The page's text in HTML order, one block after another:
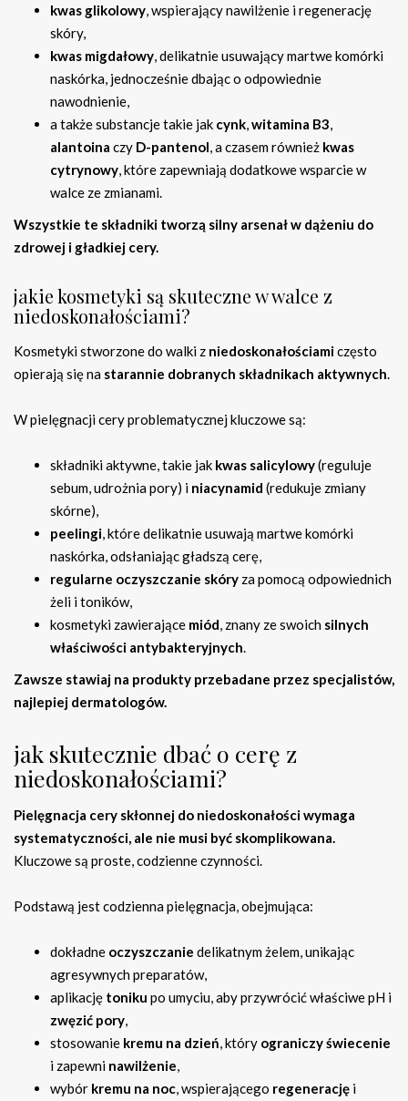
kwas glikolowy, wspierający nawilżenie i regenerację
skóry,
kwas migdałowy, delikatnie usuwający martwe komórki
naskórka, jednocześnie dbając o odpowiednie
nawodnienie,
a także substancje takie jak cynk,witamina B3,
alantoina czy D-pantenol, a czasem również kwas
cytrynowy, które zapewniają dodatkowe wsparcie w
walce ze zmianami.
Wszystkie te składniki tworzą silny arsenał w dążeniu do
zdrowej i gładkiej cery.
jakie kosmetyki są skuteczne w walce z
niedoskonałościami?
Kosmetyki stworzone do walki z niedoskonałościamiczęsto
opierają się na starannie dobranych składnikach aktywnych.
W pielęgnacji cery problematycznej kluczowe są:
składniki aktywne, takie jak kwas salicylowy(reguluje
sebum, udrożnia pory) i niacynamid (redukuje zmiany
skórne),
peelingi, które delikatnie usuwają martwe komórki
naskórka, odsłaniając gładszą cerę,
regularne oczyszczanie skóry za pomocą odpowiednich
żeli i toników,
kosmetyki zawierające miód, znany ze swoich silnych
właściwości antybakteryjnych.
Zawsze stawiaj na produkty przebadane przez specjalistów,
najlepiej dermatologów.
jak skutecznie dbać o cerę z
niedoskonałościami?
Pielęgnacja cery skłonnej do niedoskonałości wymaga
systematyczności, ale nie musi być skomplikowana.
Kluczowe są proste, codzienne czynności.
Podstawą jest codzienna pielęgnacja, obejmująca:
dokładne oczyszczanie delikatnym żelem, unikając
agresywnych preparatów,
aplikację toniku po umyciu, aby przywrócić właściwe pH i
zwęzić pory,
stosowanie kremu na dzień, który ograniczy świecenie
i zapewni nawilżenie,
wybór kremu na noc, wspierającego regenerację i